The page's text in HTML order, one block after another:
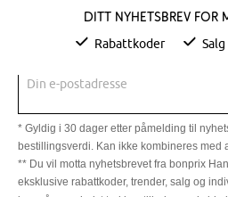
Ditt nyhetsbrev for
Rabattkoder Salg
Din e-postadresse
* Gyldig i 30 dager etter påmelding til
bestillingsverdi. Kan ikke kombineres med
** Du vil motta nyhetsbrevet fra bonprix
eksklusive rabattkoder, trender, salg og